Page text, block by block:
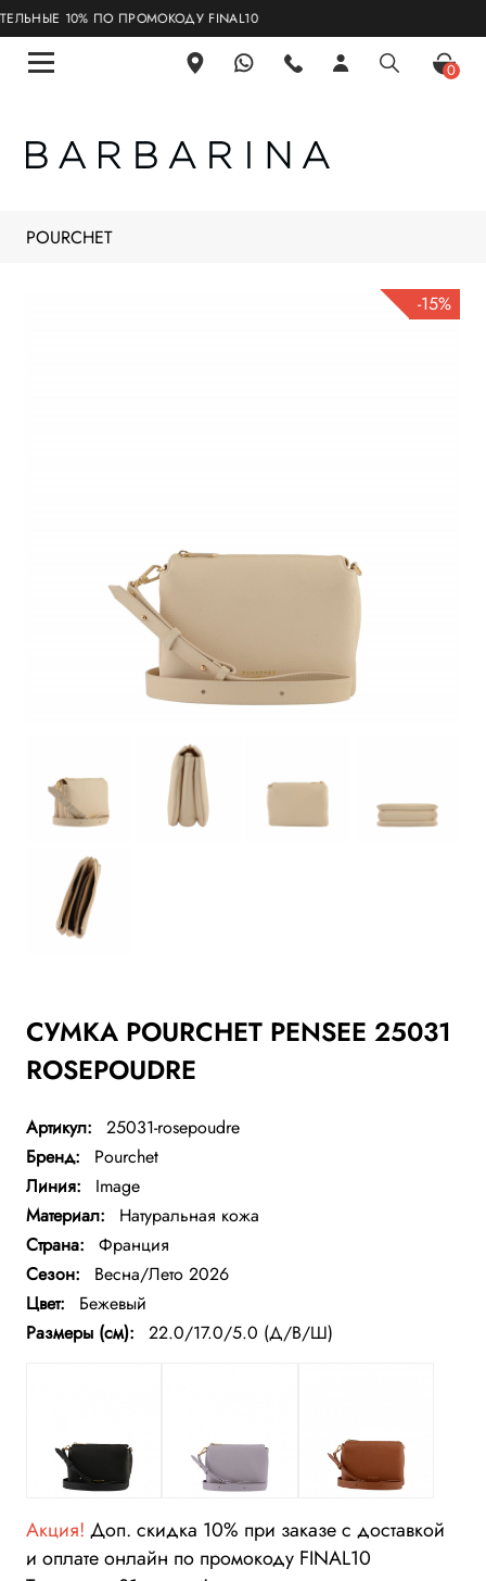
10% ПО ПРОМОКОДУ FINAL10
0
POURCHET
-15%
СУМКА POURCHET PENSEE 25031
ROSEPOUDRE
Артикул:
25031-rosepoudre
Бренд:
Pourchet
Линия:
Image
Материал:
Натуральная кожа
Страна:
Франция
Сезон:
Весна/Лето 2026
Цвет:
Бежевый
Размеры (см):
22.0/17.0/5.0 (Д/В/Ш)
Акция! Доп. скидка 10% при заказе с доставкой
и оплате онлайн по промокоду FINAL10